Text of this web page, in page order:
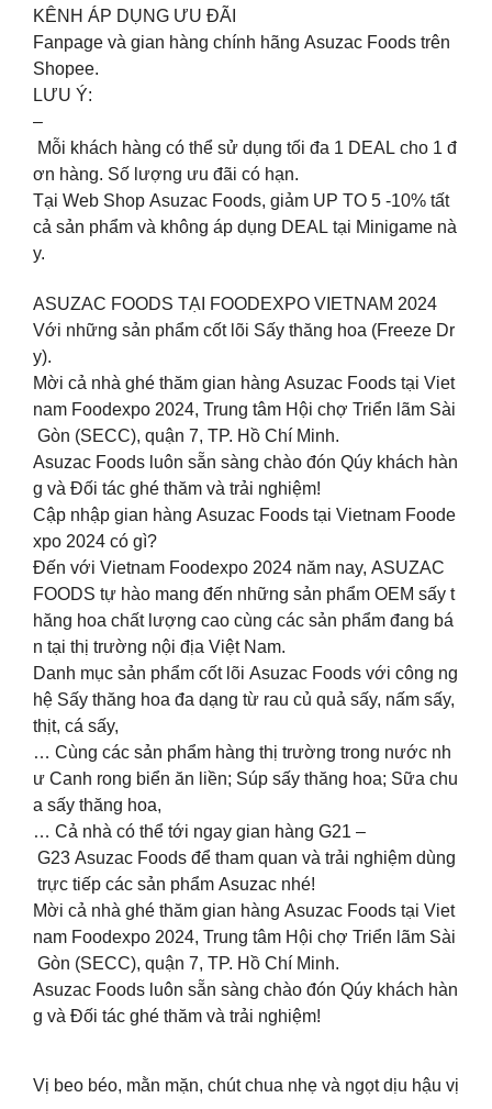
KÊNH ÁP DỤNG ƯU ĐÃI
Fanpage và gian hàng chính hãng Asuzac Foods trên
Shopee.
LƯU Ý:
–
Mỗi khách hàng có thể sử dụng tối đa 1 DEAL cho 1 đ
ơn hàng. Số lượng ưu đãi có hạn.
Tại Web Shop Asuzac Foods, giảm UP TO 5 -10% tất
cả sản phẩm và không áp dụng DEAL tại Minigame nà
y.
ASUZAC FOODS TẠI FOODEXPO VIETNAM 2024
Với những sản phẩm cốt lõi Sấy thăng hoa (Freeze Dr
y).
Mời cả nhà ghé thăm gian hàng Asuzac Foods tại Viet
nam Foodexpo 2024, Trung tâm Hội chợ Triển lãm Sài
Gòn (SECC), quận 7, TP. Hồ Chí Minh.
Asuzac Foods luôn sẵn sàng chào đón Qúy khách hàn
g và Đối tác ghé thăm và trải nghiệm!
️Cập nhập gian hàng Asuzac Foods tại Vietnam Foode
xpo 2024 có gì?
Đến với Vietnam Foodexpo 2024 năm nay, ASUZAC
FOODS tự hào mang đến những sản phẩm OEM sấy t
hăng hoa chất lượng cao cùng các sản phẩm đang bá
n tại thị trường nội địa Việt Nam.
Danh mục sản phẩm cốt lõi Asuzac Foods với công ng
hệ Sấy thăng hoa đa dạng từ rau củ quả sấy, nấm sấy,
thịt, cá sấy,
… Cùng các sản phẩm hàng thị trường trong nước nh
ư Canh rong biển ăn liền; Súp sấy thăng hoa; Sữa chu
a sấy thăng hoa,
… Cả nhà có thể tới ngay gian hàng G21 –
G23 Asuzac Foods để tham quan và trải nghiệm dùng
trực tiếp các sản phẩm Asuzac nhé!
Mời cả nhà ghé thăm gian hàng Asuzac Foods tại Viet
nam Foodexpo 2024, Trung tâm Hội chợ Triển lãm Sài
Gòn (SECC), quận 7, TP. Hồ Chí Minh.
Asuzac Foods luôn sẵn sàng chào đón Qúy khách hàn
g và Đối tác ghé thăm và trải nghiệm!
Vị beo béo, mằn mặn, chút chua nhẹ và ngọt dịu hậu vị